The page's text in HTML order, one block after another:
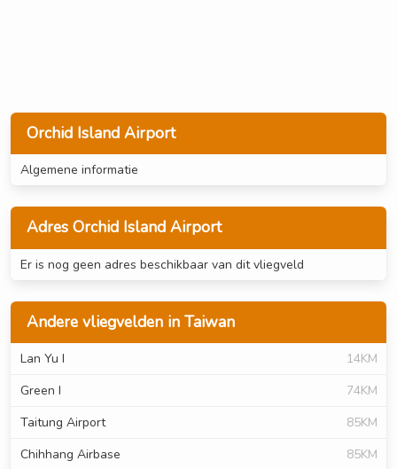
Orchid Island Airport
Algemene informatie
Adres Orchid Island Airport
Er is nog geen adres beschikbaar van dit vliegveld
Andere vliegvelden in Taiwan
Lan Yu I
14KM
Green I
74KM
Taitung Airport
85KM
Chihhang Airbase
85KM